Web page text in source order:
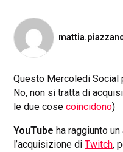
Questo Mercoledi Social
No, non si tratta di
le due cosecoincidono)
YouTube ha raggiunto
l’acquisizione diTwitch,